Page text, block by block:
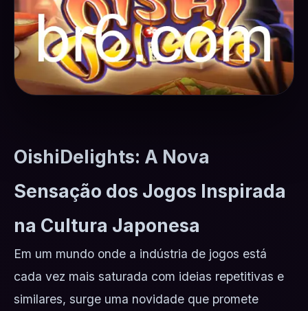
OishiDelights: A Nova
Sensação dos Jogos Inspirada
na Cultura Japonesa
Em um mundo onde a indústria de jogos está
cada vez mais saturada com ideias repetitivas e
similares, surge uma novidade que promete